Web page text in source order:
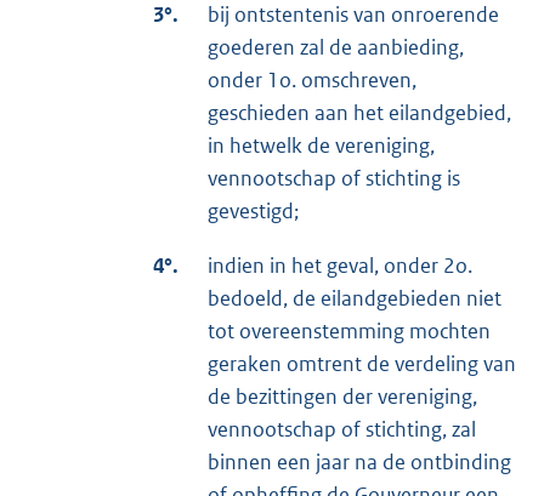
3°.
bij ontstentenis van onroerende
goederen zal de aanbieding,
onder 1o. omschreven,
geschieden aan het eilandgebied,
in hetwelk de vereniging,
vennootschap of stichting is
gevestigd;
4°.
indien in het geval, onder 2o.
bedoeld, de eilandgebieden niet
tot overeenstemming mochten
geraken omtrent de verdeling van
de bezittingen der vereniging,
vennootschap of stichting, zal
binnen een jaar na de ontbinding